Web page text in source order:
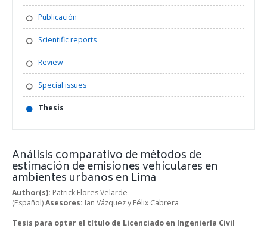
Publicación
Scientific reports
Review
Special issues
Thesis
Análisis comparativo de métodos de
estimación de emisiones vehiculares en
ambientes urbanos en Lima
Author(s): Patrick Flores Velarde
(Español)Asesores: Ian Vázquez y Félix Cabrera
Tesis para optar el título de Licenciado en Ingeniería Civil